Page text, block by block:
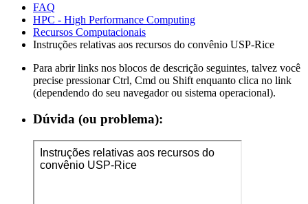
FAQ
HPC - High Performance Computing
Recursos Computacionais
Instruções relativas aos recursos do convênio USP-Rice
Para abrir links nos blocos de descrição seguintes, talvez você
precise pressionar Ctrl, Cmd ou Shift enquanto clica no link
(dependendo do seu navegador ou sistema operacional).
Dúvida (ou problema):